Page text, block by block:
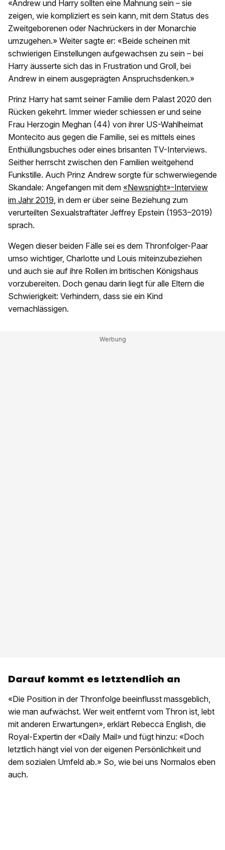
«Andrew und Harry sollten eine Mahnung sein – sie
zeigen, wie kompliziert es sein kann, mit dem Status des
Zweitgeborenen oder Nachrückers in der Monarchie
umzugehen.» Weiter sagte er: «Beide scheinen mit
schwierigen Einstellungen aufgewachsen zu sein – bei
Harry äusserte sich das in Frustration und Groll, bei
Andrew in einem ausgeprägten Anspruchsdenken.»
Prinz Harry hat samt seiner Familie dem Palast 2020 den
Rücken gekehrt. Immer wieder schiessen er und seine
Frau Herzogin Meghan (44) von ihrer US-Wahlheimat
Montecito aus gegen die Familie, sei es mittels eines
Enthüllungsbuches oder eines brisanten TV-Interviews.
Seither herrscht zwischen den Familien weitgehend
Funkstille. Auch Prinz Andrew sorgte für schwerwiegende
Skandale: Angefangen mit dem «Newsnight»-Interview
im Jahr 2019 , in dem er über seine Beziehung zum
verurteilten Sexualstraftäter Jeffrey Epstein (1953–2019)
sprach.
Wegen dieser beiden Fälle sei es dem Thronfolger-Paar
umso wichtiger, Charlotte und Louis miteinzubeziehen
und auch sie auf ihre Rollen im britischen Königshaus
vorzubereiten. Doch genau darin liegt für alle Eltern die
Schwierigkeit: Verhindern, dass sie ein Kind
vernachlässigen.
Darauf kommt es letztendlich an
«Die Position in der Thronfolge beeinflusst massgeblich,
wie man aufwächst. Wer weit entfernt vom Thron ist, lebt
mit anderen Erwartungen», erklärt Rebecca English, die
Royal-Expertin der «Daily Mail» und fügt hinzu: «Doch
letztlich hängt viel von der eigenen Persönlichkeit und
dem sozialen Umfeld ab.» So, wie bei uns Normalos eben
auch.